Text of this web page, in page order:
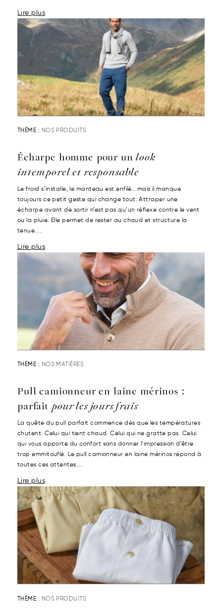
Lire plus
THÈME : NOS PRODUITS
Écharpe homme pour unlook
intemporel et responsable
Le froid s’installe, le manteau est enfilé… mais il manque
toujours ce petit geste qui change tout. Attraper une
écharpe avant de sortir n’est pas qu’un réflexe contre le vent
ou la pluie. Elle permet de rester au chaud et structure la
tenue....
Lire plus
THÈME : NOS MATIÈRES
Pull camionneur en laine mérinos :
parfait pour les jours frais
La quête du pull parfait commence dès que les températures
chutent. Celui qui tient chaud. Celui qui ne gratte pas. Celui
qui vous apporte du confort sans donner l’impression d’être
trop emmitouflé. Le pull camionneur en laine mérinos répond à
toutes ces attentes....
Lire plus
THÈME : NOS PRODUITS